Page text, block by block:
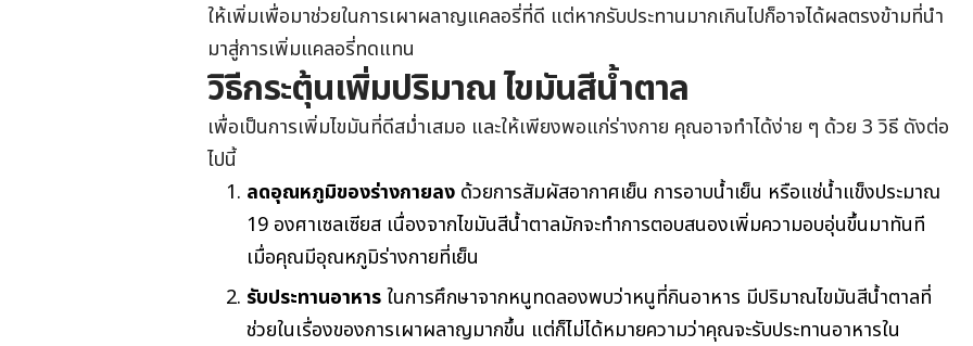
ให้เพิ่มเพื่อมาช่วยในการเผาผลาญแคลอรี่ที่ดี แต่หากรับประทานมากเกินไปก็อาจได้ผลตรงข้ามที่นำ
มาสู่การเพิ่มแคลอรี่ทดแทน
วิธีกระตุ้นเพิ่มปริมาณ ไขมันสีน้ำตาล
เพื่อเป็นการเพิ่มไขมันที่ดีสม่ำเสมอ และให้เพียงพอแก่ร่างกาย คุณอาจทำได้ง่าย ๆ ด้วย 3 วิธี ดังต่อ
ไปนี้
ลดอุณหภูมิของร่างกายลง ด้วยการสัมผัสอากาศเย็น การอาบน้ำเย็น หรือแช่น้ำแข็งประมาณ
19 องศาเซลเซียส เนื่องจากไขมันสีน้ำตาลมักจะทำการตอบสนองเพิ่มความอบอุ่นขึ้นมาทันที
เมื่อคุณมีอุณหภูมิร่างกายที่เย็น
รับประทานอาหารในการศึกษาจากหนูทดลองพบว่าหนูที่กินอาหาร มีปริมาณไขมันสีน้ำตาลที่
ช่วยในเรื่องของการเผาผลาญมากขึ้น แต่ก็ไม่ได้หมายความว่าคุณจะรับประทานอาหารใน